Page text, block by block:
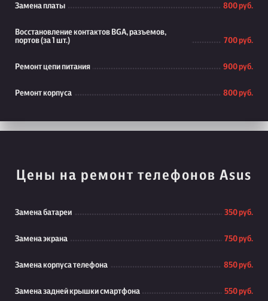
Замена платы 800 руб.
Восстановление контактов BGA, разъемов,
портов (за 1 шт.)
700 руб.
Ремонт цепи питания 900 руб.
Ремонт корпуса 800 руб.
Цены на ремонт телефонов Asus
Замена батареи 350 руб.
Замена экрана 750 руб.
Замена корпуса телефона 850 руб.
Замена задней крышки смартфона 550 руб.